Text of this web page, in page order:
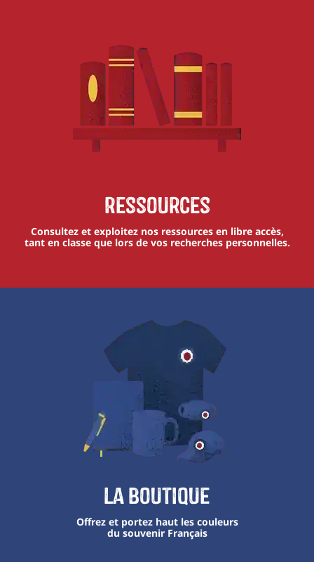
Ressources
Consultez et exploitez nos ressources en libre accès,
tant en classe que lors de vos recherches personnelles.
La boutique
Offrez et portez haut les couleurs
du souvenir Français